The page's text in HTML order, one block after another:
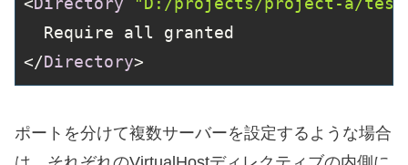
  Require all granted
</Directory>
ポートを分けて複数サーバーを設定するような場合